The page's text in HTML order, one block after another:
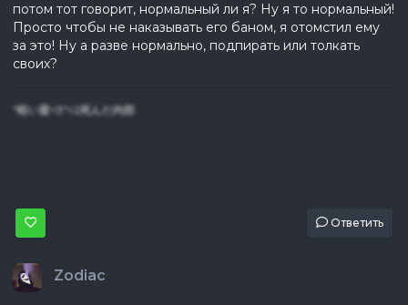
потом тот говорит, нормальный ли я? Ну я то нормальный!
Просто чтобы не наказывать его баном, я отомстил ему
за это! Ну а разве нормально, подпирать или толкать
своих?
"暗い愛<3"=2死んだ内部
Ответить
Zodiac